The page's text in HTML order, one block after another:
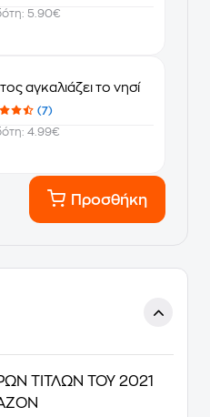
5.90€
αγκαλιάζει το νησί
(7)
4.99€
Προσθήκη
ΤΙΤΛΩΝ ΤΟΥ 2021